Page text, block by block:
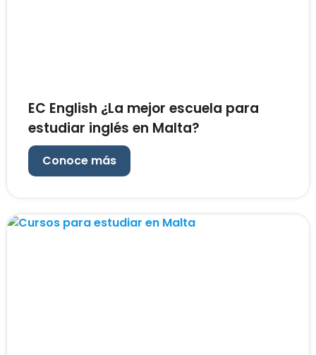
EC English ¿La mejor escuela para
estudiar inglés en Malta?
Conoce más